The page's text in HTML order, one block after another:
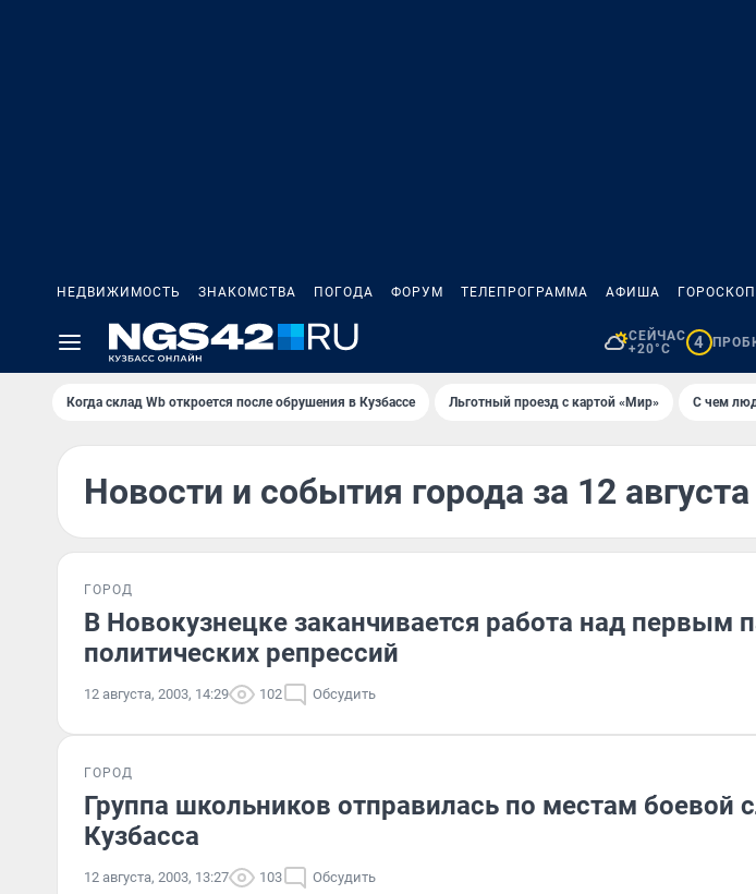
НЕДВИЖИМОСТЬ ЗНАКОМСТВА ПОГОДА ФОРУМ ТЕЛЕПРОГРАММА АФИША ГОРОСКОП
СЕЙЧАС
+20°C
4
Когда склад Wb откроется после обрушения в Кузбассе Льготный проезд с картой «Мир» С чем
Новости и события города за 12
ГОРОД
В Новокузнецке заканчивается работа над первым
политических репрессий
12 августа, 2003, 14:29 102 Обсудить
ГОРОД
Группа школьников отправилась по местам боевой
Кузбасса
12 августа, 2003, 13:27 103 Обсудить